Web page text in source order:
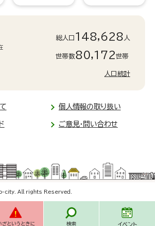
ざというときに 検索 イベント
総人口 148,628 人
世帯数80,172世帯
人口統計
個人情報の取り扱い
ご意見・問い合わせ
city. All rights Reserved.